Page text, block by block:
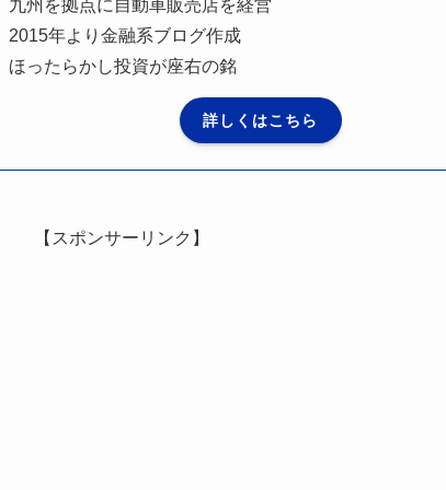
九州を拠点に自動車販売店を経営
2015年より金融系ブログ作成
ほったらかし投資が座右の銘
詳しくはこちら
【スポンサーリンク】